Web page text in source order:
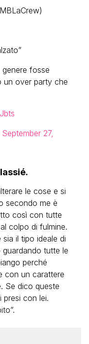
fosse
un over party che
September 27,
le cose e si
secondo me è
così con tutte
colpo di fulmine.
il tipo ideale di
tutte le
perché
con un carattere
Se dico queste
con lei.